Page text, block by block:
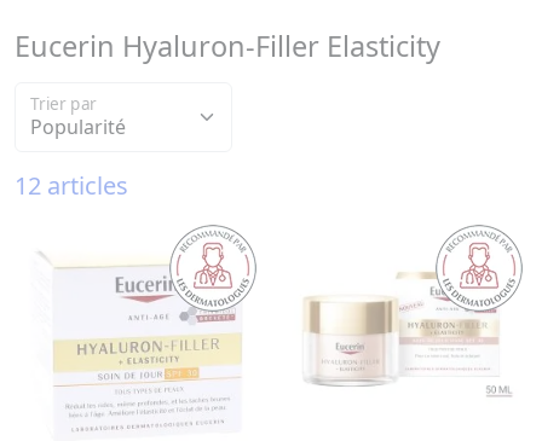
Eucerin Hyaluron-Filler Elasticity
Trier par
12 articles